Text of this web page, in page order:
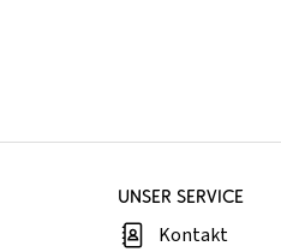
UNSER SERVICE
Kontakt